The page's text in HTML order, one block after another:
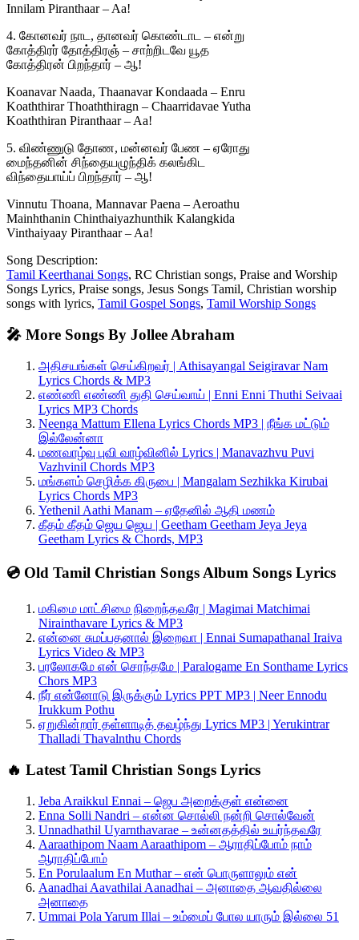
Innilam Piranthaar – Aa!
4. கோனவர் நாட, தானவர் கொண்டாட – என்று
கோத்திரர் தோத்திரஞ் – சாற்றிடவே யூத
கோத்திரன் பிறந்தார் – ஆ!
Koanavar Naada, Thaanavar Kondaada – Enru
Koaththirar Thoaththiragn – Chaarridavae Yutha
Koaththiran Piranthaar – Aa!
5. விண்ணுடு தோண, மன்னவர் பேண – ஏரோது
மைந்தனின் சிந்தையழுந்திக் கலங்கிட
விந்தையாய்ப் பிறந்தார் – ஆ!
Vinnutu Thoana, Mannavar Paena – Aeroathu
Mainhthanin Chinthaiyazhunthik Kalangkida
Vinthaiyaay Piranthaar – Aa!
Song Description:
Tamil Keerthanai Songs, RC Christian songs, Praise and Worship
Songs Lyrics, Praise songs, Jesus Songs Tamil, Christian worship
songs with lyrics, Tamil Gospel Songs, Tamil Worship Songs
🎤 More Songs By Jollee Abraham
அதிசயங்கள் செய்கிறவர் | Athisayangal Seigiravar Nam
Lyrics Chords & MP3
எண்ணி எண்ணி துதி செய்வாய் | Enni Enni Thuthi Seivaai
Lyrics MP3 Chords
Neenga Mattum Ellena Lyrics Chords MP3 | நீங்க மட்டும்
இல்லேன்னா
மணவாழ்வு புவி வாழ்வினில் Lyrics | Manavazhvu Puvi
Vazhvinil Chords MP3
மங்களம் செழிக்க கிருபை | Mangalam Sezhikka Kirubai
Lyrics Chords MP3
Yethenil Aathi Manam – ஏதேனில் ஆதி மணம்
கீதம் கீதம் ஜெய ஜெய | Geetham Geetham Jeya Jeya
Geetham Lyrics & Chords, MP3
💿 Old Tamil Christian Songs Album Songs Lyrics
மகிமை மாட்சிமை நிறைந்தவரே | Magimai Matchimai
Nirainthavare Lyrics & MP3
என்னை சுமப்பதனால் இறைவா | Ennai Sumapathanal Iraiva
Lyrics Video & MP3
பரலோகமே என் சொந்தமே | Paralogame En Sonthame Lyrics
Chors MP3
நீர் என்னோடு இருக்கும் Lyrics PPT MP3 | Neer Ennodu
Irukkum Pothu
ஏறுகின்றார் தள்ளாடித் தவழ்ந்து Lyrics MP3 | Yerukintrar
Thalladi Thavalnthu Chords
🔥 Latest Tamil Christian Songs Lyrics
Jeba Araikkul Ennai – ஜெப அறைக்குள் என்னை
Enna Solli Nandri – என்ன சொல்லி நன்றி சொல்வேன்
Unnadhathil Uyarnthavarae – உன்னதத்தில் உயர்ந்தவரே
Aaraathipom Naam Aaraathipom – ஆராதிப்போம் நாம்
ஆராதிப்போம்
En Porulaalum En Muthar – என் பொருளாலும் என்
Aanadhai Aavathilai Aanadhai – அனாதை ஆவதில்லை
அனாதை
Ummai Pola Yarum Illai – உம்மைப் போல யாரும் இல்லை 51